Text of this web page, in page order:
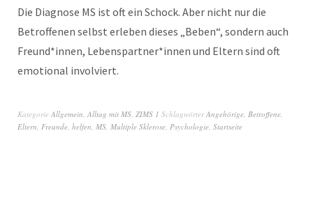
Die Diagnose MS ist oft ein Schock. Aber nicht nur die
Betroffenen selbst erleben dieses „Beben“, sondern auch
Freund*innen, Lebenspartner*innen und Eltern sind oft
emotional involviert.
Kategorie Allgemein Alltag mit MS ZIMS 1 SchlagwörterAngehörige Betroffene
Eltern Freunde helfen MS Multiple Sklerose Psychologie Startseite